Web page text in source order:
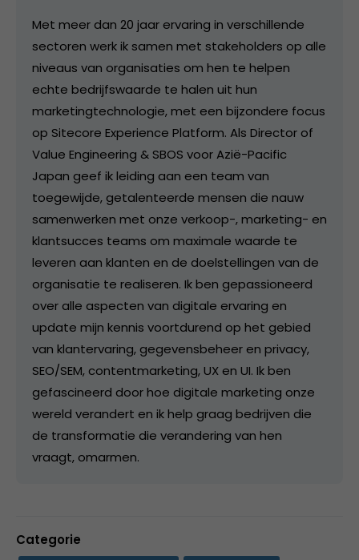
Met meer dan 20 jaar ervaring in verschillende
sectoren werk ik samen met stakeholders op alle
niveaus van organisaties om hen te helpen
echte bedrijfswaarde te halen uit hun
marketingtechnologie, met een bijzondere focus
op Sitecore Experience Platform. Als Director of
Value Engineering & SBOS voor Azië-Pacific
Japan geef ik leiding aan een team van
toegewijde, getalenteerde mensen die nauw
samenwerken met onze verkoop-, marketing- en
klantsucces teams om maximale waarde te
leveren aan klanten en de doelstellingen van de
organisatie te realiseren. Ik ben gepassioneerd
over alle aspecten van digitale ervaring en
update mijn kennis voortdurend op het gebied
van klantervaring, gegevensbeheer en privacy,
SEO/SEM, contentmarketing, UX en UI. Ik ben
gefascineerd door hoe digitale marketing onze
wereld verandert en ik help graag bedrijven die
de transformatie die verandering van hen
vraagt, omarmen.
Categorie